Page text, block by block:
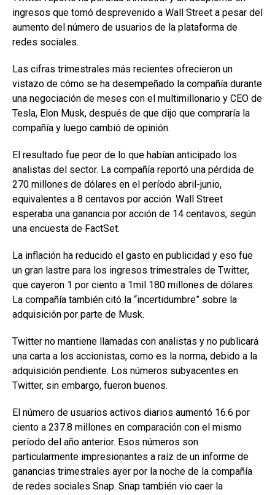
ingresos que tomó desprevenido a Wall Street a pesar del
aumento del número de usuarios de la plataforma de
redes sociales.
Las cifras trimestrales más recientes ofrecieron un
vistazo de cómo se ha desempeñado la compañía durante
una negociación de meses con el multimillonario y CEO de
Tesla, Elon Musk, después de que dijo que compraría la
compañía y luego cambió de opinión.
El resultado fue peor de lo que habían anticipado los
analistas del sector. La compañía reportó una pérdida de
270 millones de dólares en el período abril-junio,
equivalentes a 8 centavos por acción. Wall Street
esperaba una ganancia por acción de 14 centavos, según
una encuesta de FactSet.
La inflación ha reducido el gasto en publicidad y eso fue
un gran lastre para los ingresos trimestrales de Twitter,
que cayeron 1 por ciento a 1mil 180 millones de dólares.
La compañía también citó la “incertidumbre” sobre la
adquisición por parte de Musk.
Twitter no mantiene llamadas con analistas y no publicará
una carta a los accionistas, como es la norma, debido a la
adquisición pendiente. Los números subyacentes en
Twitter, sin embargo, fueron buenos.
El número de usuarios activos diarios aumentó 16.6 por
ciento a 237.8 millones en comparación con el mismo
período del año anterior. Esos números son
particularmente impresionantes a raíz de un informe de
ganancias trimestrales ayer por la noche de la compañía
de redes sociales Snap. Snap también vio caer la